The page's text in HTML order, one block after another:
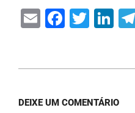
Email
DEIXE UM COMENTÁRIO